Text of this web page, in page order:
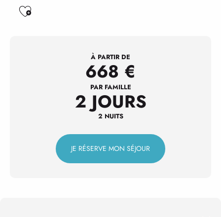
Ajouter aux favoris
À PARTIR DE
668 €
PAR FAMILLE
2 JOURS
2 NUITS
JE RÉSERVE MON SÉJOUR